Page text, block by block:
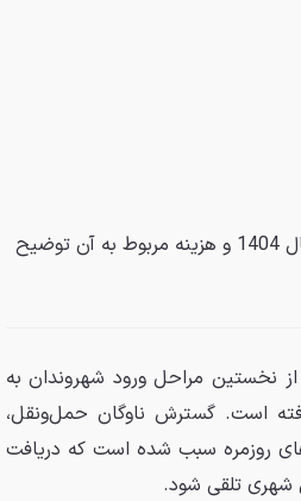
در این مقاله مدارک لازم برای ثبت نام گواهینامه رانندگی در سال 1404 و هزینه مربوط به آن توضیح
نخستین مراحل ورود شهروندان به
است. گسترش ناوگان حمل‌ونقل،
روزمره سبب شده است که دریافت
شهری تلقی شود.